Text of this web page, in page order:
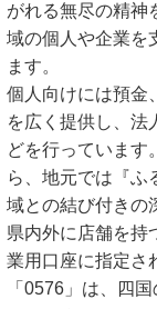
がれる無尽の精神
域の個人や企業を
ます。
個人向けには預金
を広く提供し、法
どを行っています
ら、地元では『ふ
域との結び付きの
県内外に店舗を持
業用口座に指定さ
「0576」は、四